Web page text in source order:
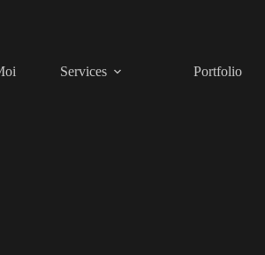
Services Portfolio